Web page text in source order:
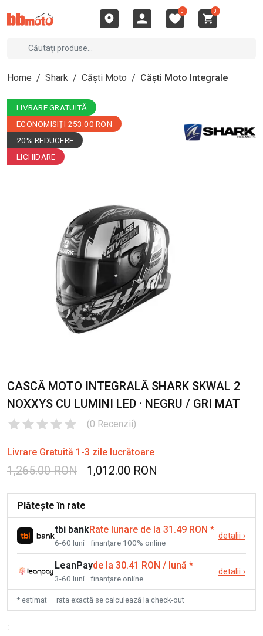
0 0
Home / Shark / Căști Moto / Căști Moto Integrale
LIVRARE GRATUITĂ
ECONOMISIȚI 253.00 RON
20% REDUCERE
LICHIDARE
CASCĂ MOTO INTEGRALĂ SHARK SKWAL 2
NOXXYS CU LUMINI LED · NEGRU / GRI MAT
(0 Recenzii)
Livrare Gratuită 1-3 zile lucrătoare
1,265.00 RON 1,012.00 RON
Plătește în rate
tbi bankRate lunare de la 31.49 RON *
6-60 luni · finanțare 100% online
detalii ›
LeanPayde la 30.41 RON / lună *
3-60 luni · finanțare online
detalii ›
* estimat — rata exactă se calculează la check-out
: